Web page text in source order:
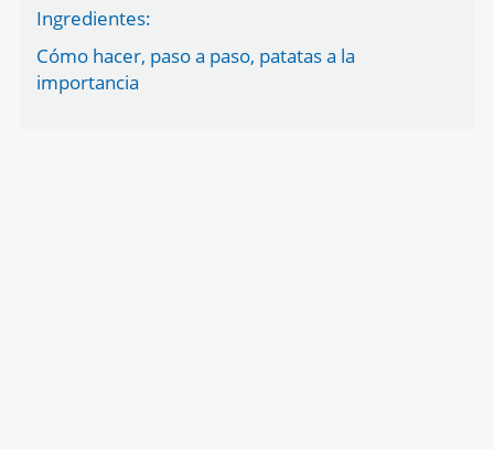
Ingredientes:
Cómo hacer, paso a paso, patatas a la
importancia